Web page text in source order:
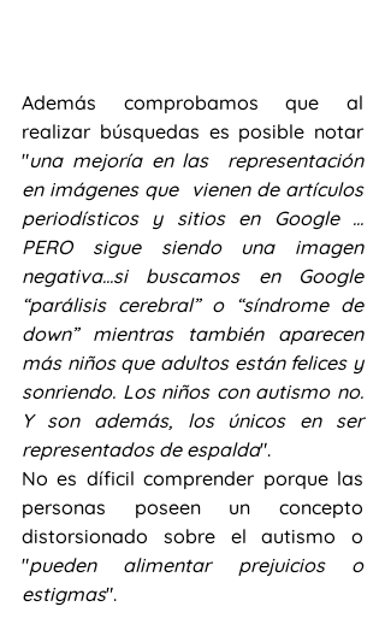
Además comprobamos que al
realizar búsquedas es posible notar
"una mejoría en las  representación
en imágenes que  vienen de artículos
periodísticos y sitios en Google ...
PERO sigue siendo una imagen
negativa...si buscamos en Google
“parálisis cerebral” o “síndrome de
down” mientras también aparecen
más niños que adultos están felices y
sonriendo. Los niños con autismo no.
Y son además, los únicos en ser
representados de espalda".
No es díficil comprender porque las
personas poseen un concepto
distorsionado sobre el autismo o
"pueden alimentar prejuicios o
estigmas".